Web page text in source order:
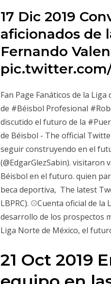
17 Dic 2019
aficionados de
Fernando
Fan Page Fanáticos de la
de #Béisbol Profesional
discutido el futuro de la
de Béisbol - The official
seguir construyendo en el
(@EdgarGlezSabin). visitaron
Béisbol en el futuro. quien
beca deportiva, The latest
LBPRC). ⚾️Cuenta oficial de
desarrollo de los prospectos
Liga Norte de México, el
21 Oct 2019